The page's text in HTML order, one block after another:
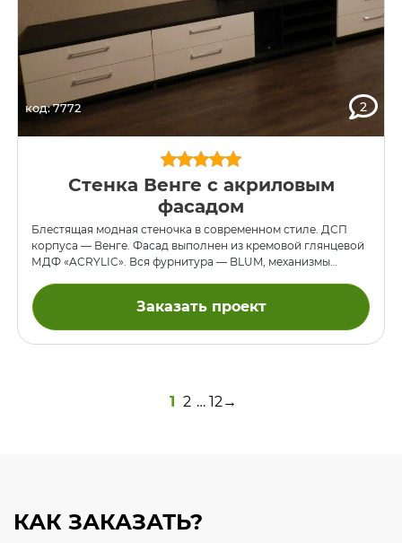
код: 7772 2
Стенка Венге с акриловым
фасадом
Блестящая модная стеночка в современном стиле. ДСП
корпуса — Венге. Фасад выполнен из кремовой глянцевой
МДФ «ACRYLIC». Вся фурнитура — BLUM, механизмы
подъёмники AVENTOS.
Заказать проект
1 2 … 12 →
КАК ЗАКАЗАТЬ?